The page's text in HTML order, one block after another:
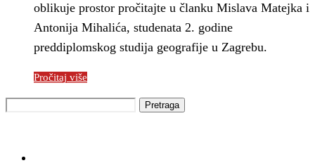
oblikuje prostor pročitajte u članku Mislava Matejka i
Antonija Mihalića, studenata 2. godine
preddiplomskog studija geografije u Zagrebu.
Pročitaj više